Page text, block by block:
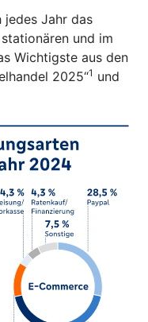
jedes Jahr das
und im
Wichtigste aus den
2025“1 und